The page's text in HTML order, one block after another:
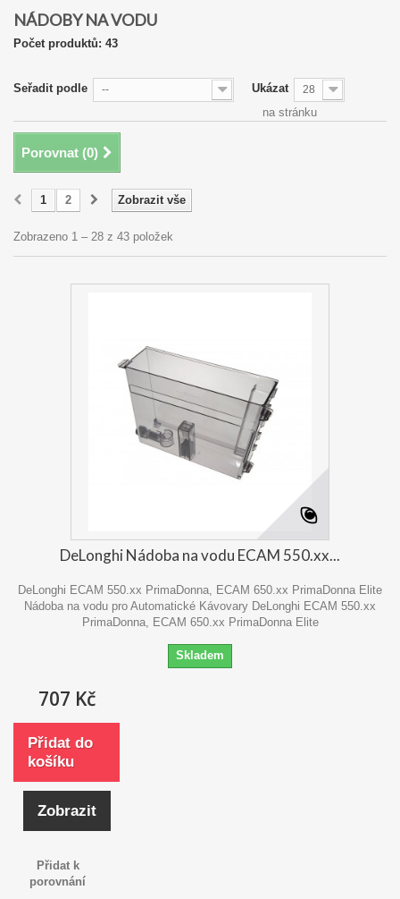
NÁDOBY NA VODU
Počet produktů: 43
Seřadit podle -- Ukázat 28
na stránku
Porovnat (0)
Zobrazit vše
1 2
Zobrazeno 1 – 28 z 43 položek
DeLonghi Nádoba na vodu ECAM 550.xx...
DeLonghi ECAM 550.xx PrimaDonna, ECAM 650.xx PrimaDonna Elite
Nádoba na vodu pro Automatické Kávovary DeLonghi ECAM 550.xx
PrimaDonna, ECAM 650.xx PrimaDonna Elite
Skladem
707 Kč
Přidat do
košíku
Zobrazit
Přidat k
porovnání